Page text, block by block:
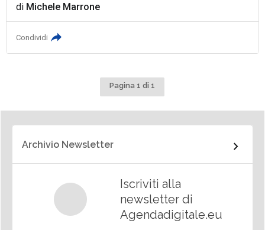
di Michele Marrone
Condividi
Pagina 1 di 1
Archivio Newsletter
Iscriviti alla
newsletter di
Agendadigitale.eu